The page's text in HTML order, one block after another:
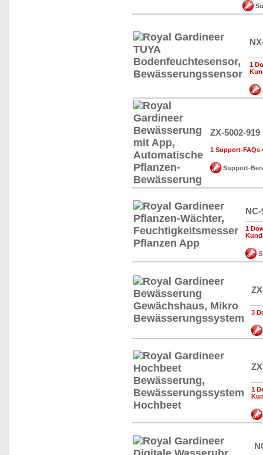
1
ZX-5002-919
1 Support-FAQs
Support-
NC-
1
3
1